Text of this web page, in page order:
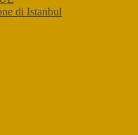
di Istanbul